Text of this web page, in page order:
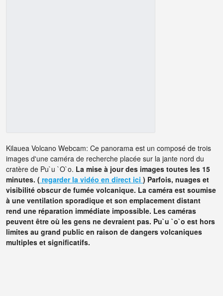
Kilauea Volcano Webcam: Ce panorama est un composé de trois
images d'une caméra de recherche placée sur la jante nord du
cratère de Pu`u `O`o. La mise à jour des images toutes les 15
minutes. ( regarder la vidéo en direct ici ) Parfois, nuages et
visibilité obscur de fumée volcanique. La caméra est soumise
à une ventilation sporadique et son emplacement distant
rend une réparation immédiate impossible. Les caméras
peuvent être où les gens ne devraient pas. Pu`u `o`o est hors
limites au grand public en raison de dangers volcaniques
multiples et significatifs.